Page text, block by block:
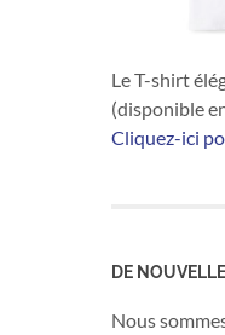
Le T-shirt
(disponible
Cliquez-ici
DE
Nous